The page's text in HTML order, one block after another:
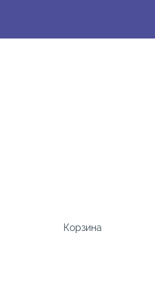
Корзина